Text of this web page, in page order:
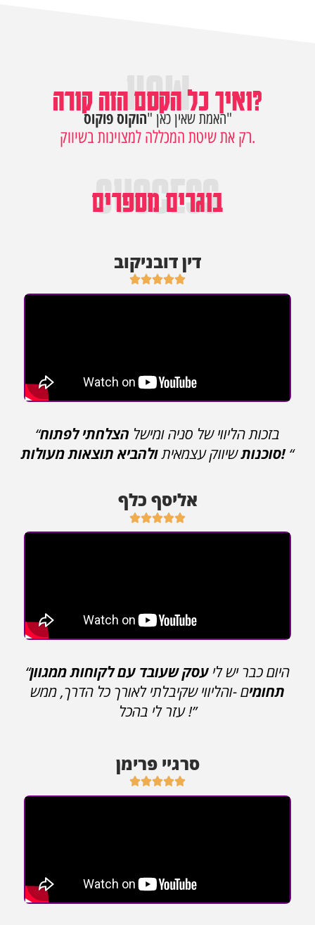
HOW ואיך כל הקסם הזה קורה?
האמת שאין כאן "הוקוס פוקוס "
רק את שיטתהמכללה למצוינות בשיווק.
SUCCESS
בוגרים מספרים
דין דובניקוב

“בזכות הליווי של סניה ומישל הצלחתי לפתוח
סוכנותשיווק עצמאית ולהביא תוצאות מעולות!“
אליסף כלף

“היום כבר יש לי עסק שעובד עם לקוחות ממגוון
תחומים -והליווי שקיבלתי לאורך כל הדרך, ממש
עזר לי בהכל !”
סרגיי פרימן
